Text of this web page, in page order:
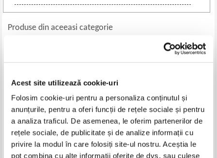
Acest site utilizează cookie-uri
Folosim cookie-uri pentru a personaliza conținutul și
anunțurile, pentru a oferi funcții de rețele sociale și pentru
a analiza traficul. De asemenea, le oferim partenerilor de
rețele sociale, de publicitate și de analize informații cu
privire la modul în care folosiți site-ul nostru. Aceștia le
pot combina cu alte informații oferite de dvs. sau culese
Produse din aceeasi categorie
Macarie Ciolan - Neoisihasmul
-50%
Biblia sau Sfanta Scriptura a